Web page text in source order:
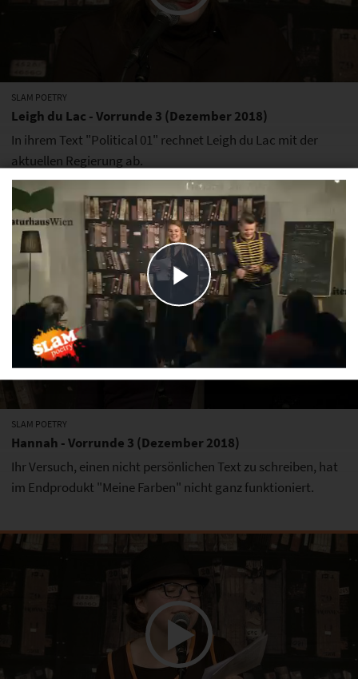
SLAM POETRY
Leigh du Lac - Vorrunde 3 (Dezember 2018)
In ihrem Text "Political 01" rechnet Leigh du Lac mit der
aktuellen Regierung ab.
SLAM POETRY
Hannah - Vorrunde 3 (Dezember 2018)
Ihr Versuch, einen nicht persönlichen Text zu schreiben, hat
im Endprodukt "Meine Farben" nicht ganz funktioniert.
Play
Video